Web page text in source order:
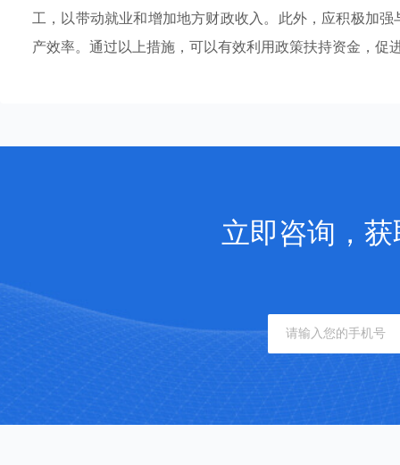
工，以带动就业和增加地方财政收入。此外，应积极加
产效率。通过以上措施，可以有效利用政策扶持资金，促
立即咨询，